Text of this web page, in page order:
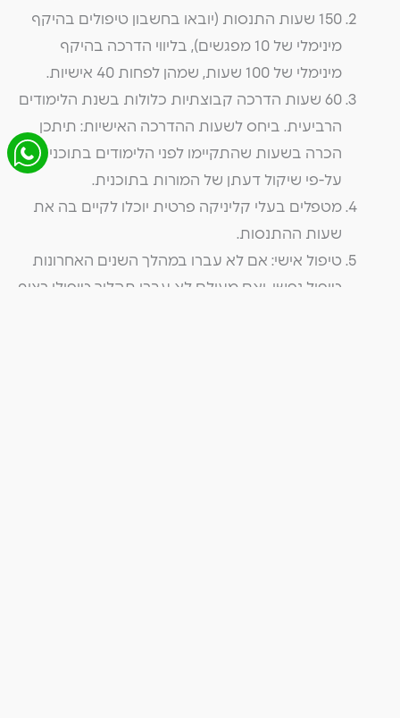
150 שעות התנסות (יובאו בחשבון טיפולים בהיקף
מינימלי של 10 מפגשים), בליווי הדרכה בהיקף
מינימלי של 100 שעות, שמהן לפחות 40 אישיות.
60 שעות הדרכה קבוצתיות כלולות בשנת הלימודים
הרביעית. ביחס לשעות ההדרכה האישיות: תיתכן
הכרה בשעות שהתקיימו לפני הלימודים בתוכנית,
על-פי שיקול דעתן של המורות בתוכנית.
מטפלים בעלי קליניקה פרטית יוכלו לקיים בה את
שעות ההתנסות.
טיפול אישי: אם לא עברו במהלך השנים האחרונות
טיפול נפשי, ואם מעולם לא עברו תהליך טיפולי רציף